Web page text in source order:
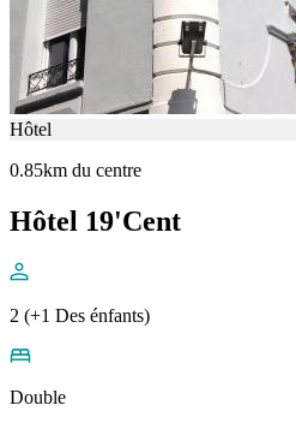
Hôtel
0.85km du centre
Hôtel 19'Cent
2 (+1 Des énfants)
Double